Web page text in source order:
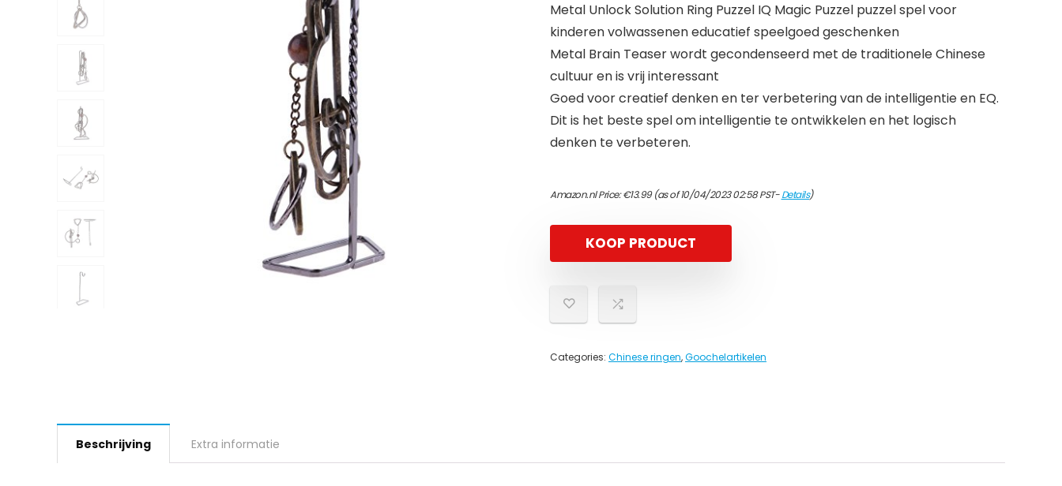
Metal Unlock Solution Ring Puzzel IQ Magic Puzzel puzzel spel voor
kinderen volwassenen educatief speelgoed geschenken
Metal Brain Teaser wordt gecondenseerd met de traditionele Chinese
cultuur en is vrij interessant
Goed voor creatief denken en ter verbetering van de intelligentie en EQ.
Dit is het beste spel om intelligentie te ontwikkelen en het logisch
denken te verbeteren.
Amazon.nl Price:€13.99(as of 10/04/2023 02:58 PST-Details)
KOOP PRODUCT
Categories: Chinese ringen,Goochelartikelen
Beschrijving Extra informatie